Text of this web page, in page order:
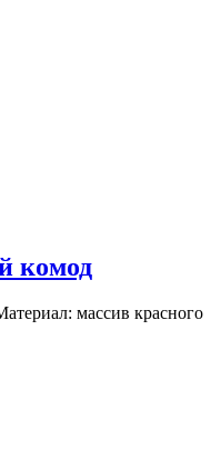
комод
массив красного